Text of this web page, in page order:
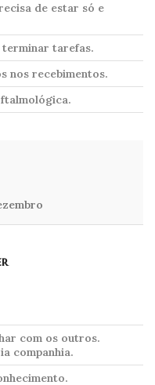
de estar só e
tarefas.
nos recebimentos.
com os outros.
companhia.